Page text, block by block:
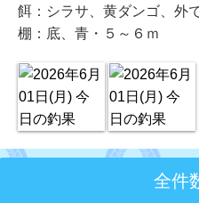
餌：シラサ、黄ダンゴ、外
棚：底、青・５～６ｍ
全件